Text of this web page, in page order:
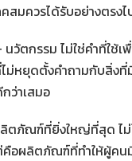
สมควรได้รับอย่างตรงไ
วัตกรรม ไม่ใช่คำที่ใช้
ม่หยุดตั้งคำถามกับสิ่งที่
ว่าเสมอ
ลิตภัณฑ์ที่ยิ่งใหญ่ที่สุด
คือผลิตภัณฑ์ที่ทำให้ผู้ค